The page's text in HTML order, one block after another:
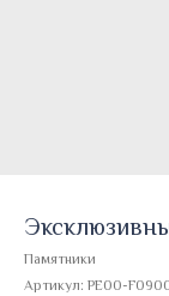
Памятники
Артикул: PE00-